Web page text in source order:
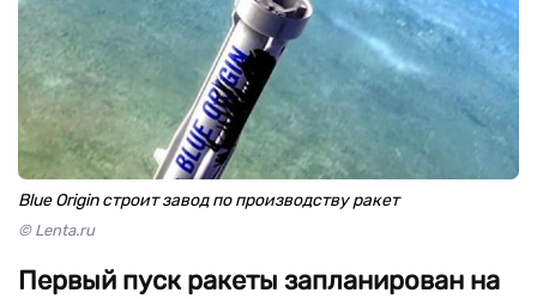
Blue Origin строит завод по производству ракет
© Lenta.ru
Первый пуск ракеты запланирован на